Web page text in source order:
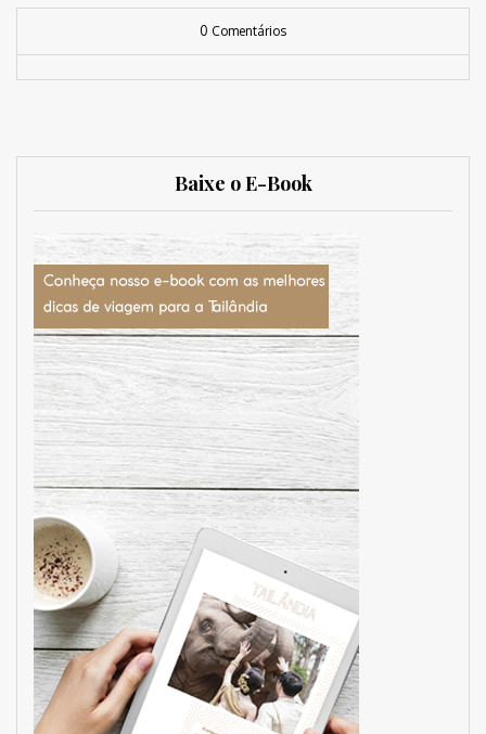
0 Comentários
Baixe o E-Book